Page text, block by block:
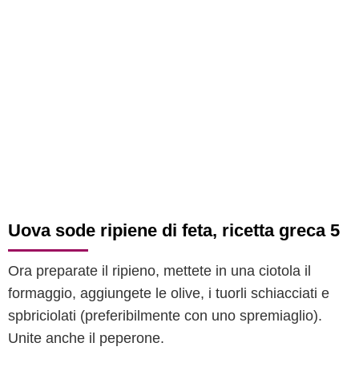
Uova sode ripiene di feta, ricetta greca 5
Ora preparate il ripieno, mettete in una ciotola il
formaggio, aggiungete le olive, i tuorli schiacciati e
spbriciolati (preferibilmente con uno spremiaglio).
Unite anche il peperone.